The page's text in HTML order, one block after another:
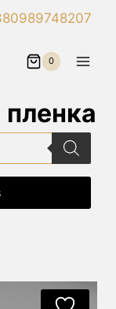
0